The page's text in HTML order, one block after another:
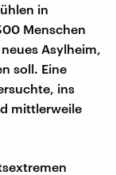
in
Menschen
Asylheim,
soll. Eine
ins
mittlerweile